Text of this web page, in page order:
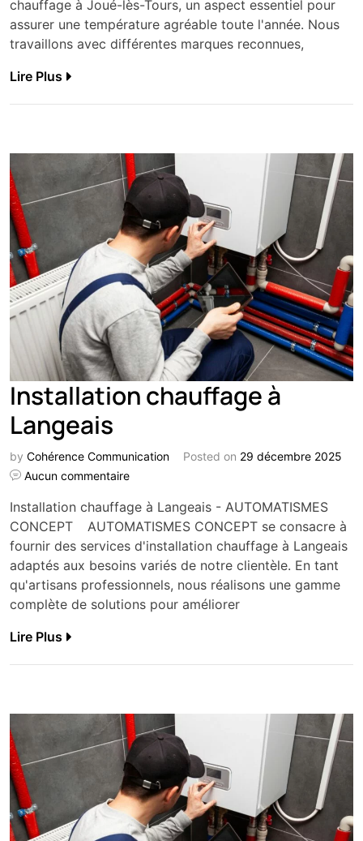
chauffage à Joué-lès-Tours, un aspect essentiel pour
assurer une température agréable toute l'année. Nous
travaillons avec différentes marques reconnues,
Lire Plus
Installation chauffage à
Langeais
by Cohérence Communication Posted on 29 décembre 2025
Aucun commentaire
Installation chauffage à Langeais - AUTOMATISMES
CONCEPT AUTOMATISMES CONCEPT se consacre à
fournir des services d'installation chauffage à Langeais
adaptés aux besoins variés de notre clientèle. En tant
qu'artisans professionnels, nous réalisons une gamme
complète de solutions pour améliorer
Lire Plus